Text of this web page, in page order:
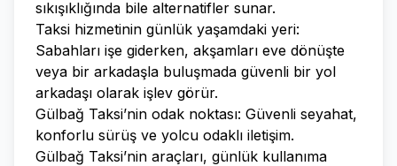
sıkışıklığında bile alternatifler sunar.
Taksi hizmetinin günlük yaşamdaki yeri:
Sabahları işe giderken, akşamları eve dönüşte
veya bir arkadaşla buluşmada güvenli bir yol
arkadaşı olarak işlev görür.
Gülbağ Taksi’nin odak noktası: Güvenli seyahat,
konforlu sürüş ve yolcu odaklı iletişim.
Gülbağ Taksi’nin araçları, günlük kullanıma